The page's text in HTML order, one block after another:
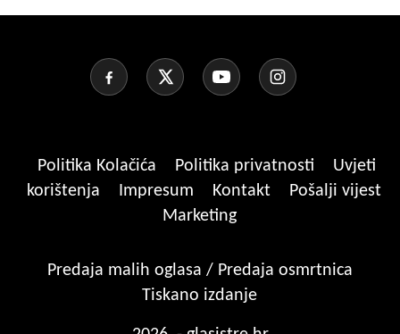
Politika Kolačića Politika privatnosti
Uvjeti
korištenja
Impresum Kontakt
Pošalji vijest
Marketing
Predaja malih oglasa / Predaja osmrtnica
Tiskano izdanje